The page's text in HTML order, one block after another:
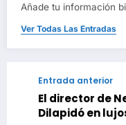
Añade tu información
Ver Todas Las Entradas
Entrada anterior
El director de
Dilapidó en